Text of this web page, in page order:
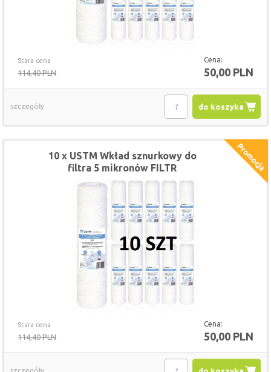
Stara cena
114,40 PLN
Cena:
50,00 PLN
do koszyka
szczegóły
Stara cena
114,40 PLN
Cena:
50,00 PLN
10 x USTM Wkład sznurkowy do
filtra 5 mikronów FILTR